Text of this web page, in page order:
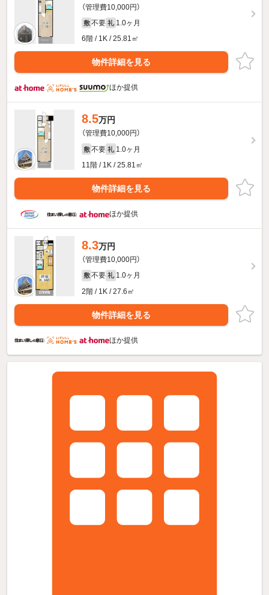
（管理費10,000円）
敷 不要 礼 1.0ヶ月
6階 / 1K / 25.81㎡
物件詳細を見る
ほか提供
8.5万円
（管理費10,000円）
敷 不要 礼 1.0ヶ月
11階 / 1K / 25.81㎡
物件詳細を見る
ほか提供
8.3万円
（管理費10,000円）
敷 不要 礼 1.0ヶ月
2階 / 1K / 27.6㎡
物件詳細を見る
ほか提供